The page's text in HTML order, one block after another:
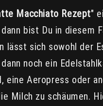
Macchiato Rezept"
bist Du in diesem
lässt sich sowohl der
noch ein
eine Aeropress oder
Milch zu schäumen.